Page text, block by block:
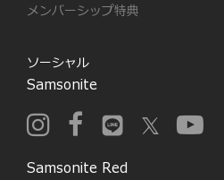
メンバーシップ特典
ソーシャル
Samsonite
Samsonite Red